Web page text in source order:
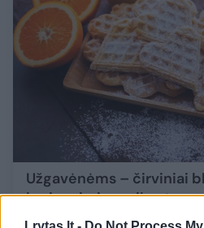
Užgavėnėms – čirviniai
kuris primins vaikystę
2021-02-16